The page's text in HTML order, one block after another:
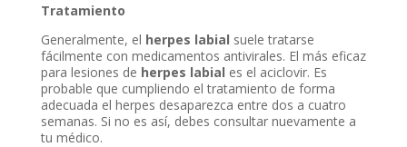
Tratamiento
Generalmente, el herpes labial suele tratarse
fácilmente con medicamentos antivirales. El más eficaz
para lesiones de herpes labial es el aciclovir. Es
probable que cumpliendo el tratamiento de forma
adecuada el herpes desaparezca entre dos a cuatro
semanas. Si no es así, debes consultar nuevamente a
tu médico.